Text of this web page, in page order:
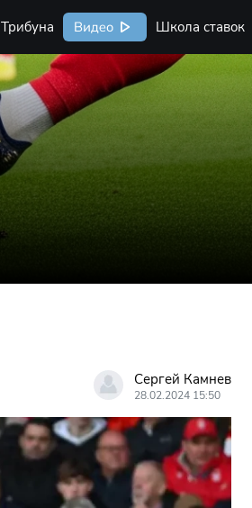
Трибуна Видео Школа ставок
Сергей Камнев
28.02.2024 15:50